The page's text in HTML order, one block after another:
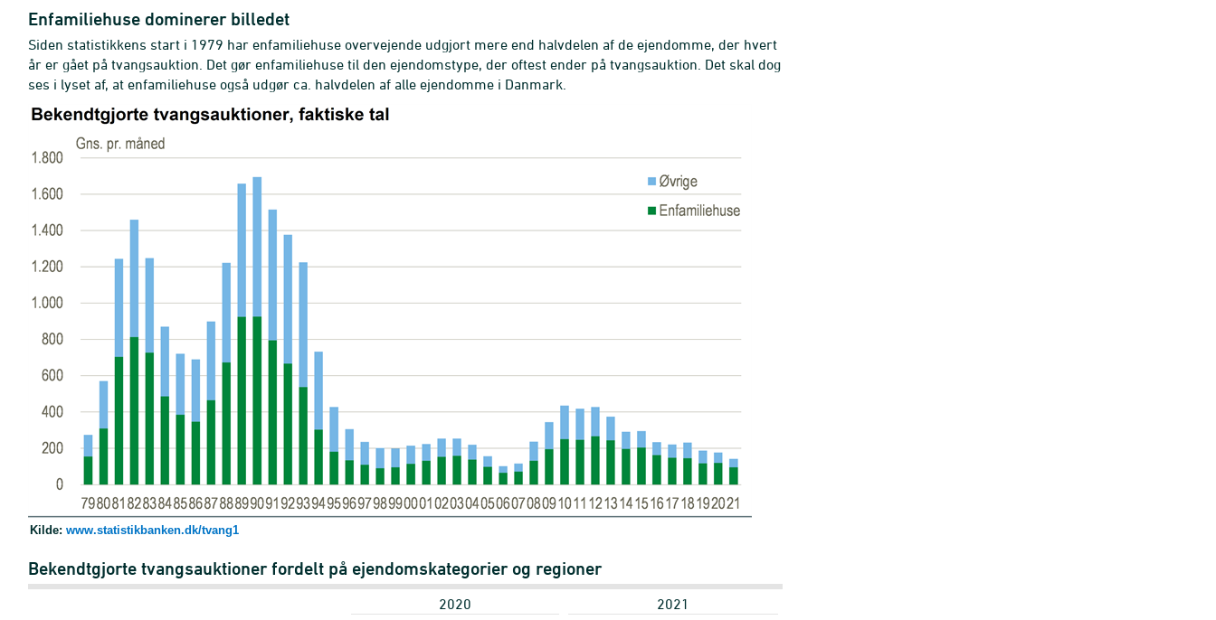
Enfamiliehuse dominerer billedet
Siden statistikkens start i 1979 har enfamiliehuse overvejende udgjort mere end halvdelen af de ejendomme, der hvert
år er gået på tvangsauktion. Det gør enfamiliehuse til den ejendomstype, der oftest ender på tvangsauktion. Det skal dog
ses i lyset af, at enfamiliehuse også udgør ca. halvdelen af alle ejendomme i Danmark.
Kilde: www.statistikbanken.dk/tvang1
Bekendtgjorte tvangsauktioner fordelt på ejendomskategorier og regioner
2020
2021